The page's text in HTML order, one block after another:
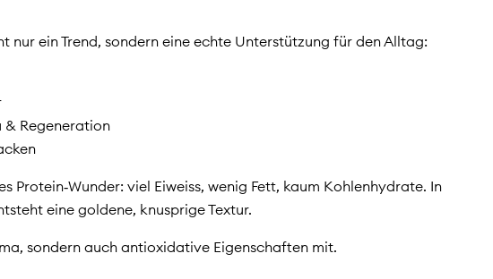
nur ein Trend, sondern eine echte Unterstützung für den Alltag:
& Regeneration
Protein‑Wunder: viel Eiweiss, wenig Fett, kaum Kohlenhydrate. In
eine goldene, knusprige Textur.
sondern auch antioxidative Eigenschaften mit.